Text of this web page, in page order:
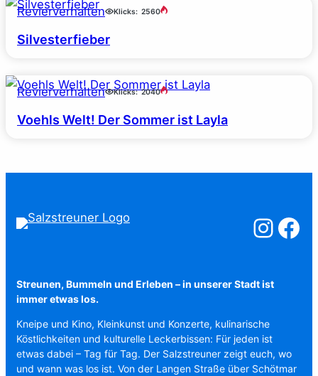
Revierverhalten Klicks: 2560
Silvesterfieber
Revierverhalten Klicks: 2040
Voehls Welt! Der Sommer ist Layla
Salzstreuner
Streunen, Bummeln und Erleben – in unserer Stadt ist
immer etwas los.
Kneipe und Kino, Kleinkunst und Konzerte, kulinarische
Köstlichkeiten und kulturelle Leckerbissen: Für jeden ist
etwas dabei – Tag für Tag. Der Salzstreuner zeigt euch, wo
und wann was los ist. Von der Langen Straße über Schötmar